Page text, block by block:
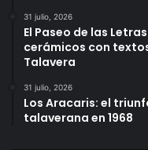
31 julio, 2026
El Paseo de las
cerámicos con
Talavera
31 julio, 2026
Los Aracaris: el
talaverana en 1968